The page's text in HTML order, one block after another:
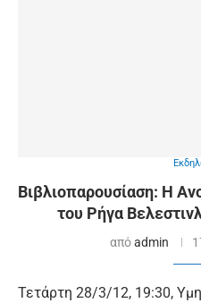
Βιβλιοπαρουσίαση: Η
του Ρήγα
απόadmin
Τετάρτη 28/3/12, 19:30,